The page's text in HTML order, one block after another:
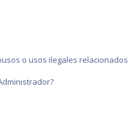
o usos ilegales relacionados